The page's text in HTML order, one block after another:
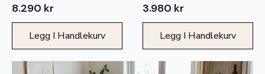
8.290 kr
Legg I Handlekurv
3.980 kr
Legg I Handlekurv